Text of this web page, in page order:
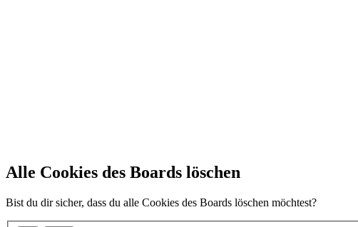
Alle Cookies des Boards löschen
Bist du dir sicher, dass du alle Cookies des Boards löschen möchtest?